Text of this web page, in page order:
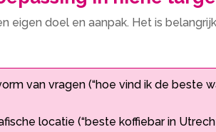
eigen doel en aanpak.​ Het is
van vragen (“hoe vind ik de beste
locatie (“beste koffiebar in